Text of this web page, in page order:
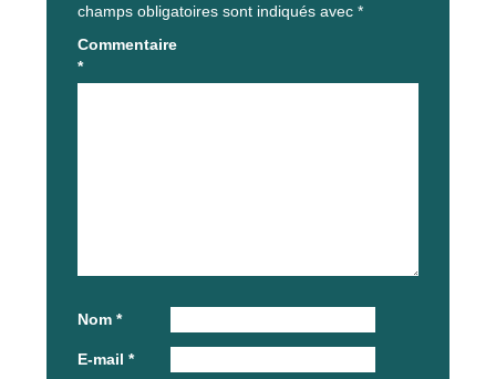
champs obligatoires sont indiqués avec *
Commentaire
*
Nom *
E-mail *